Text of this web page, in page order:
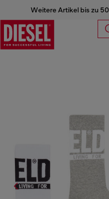
Weitere Artikel bis zu